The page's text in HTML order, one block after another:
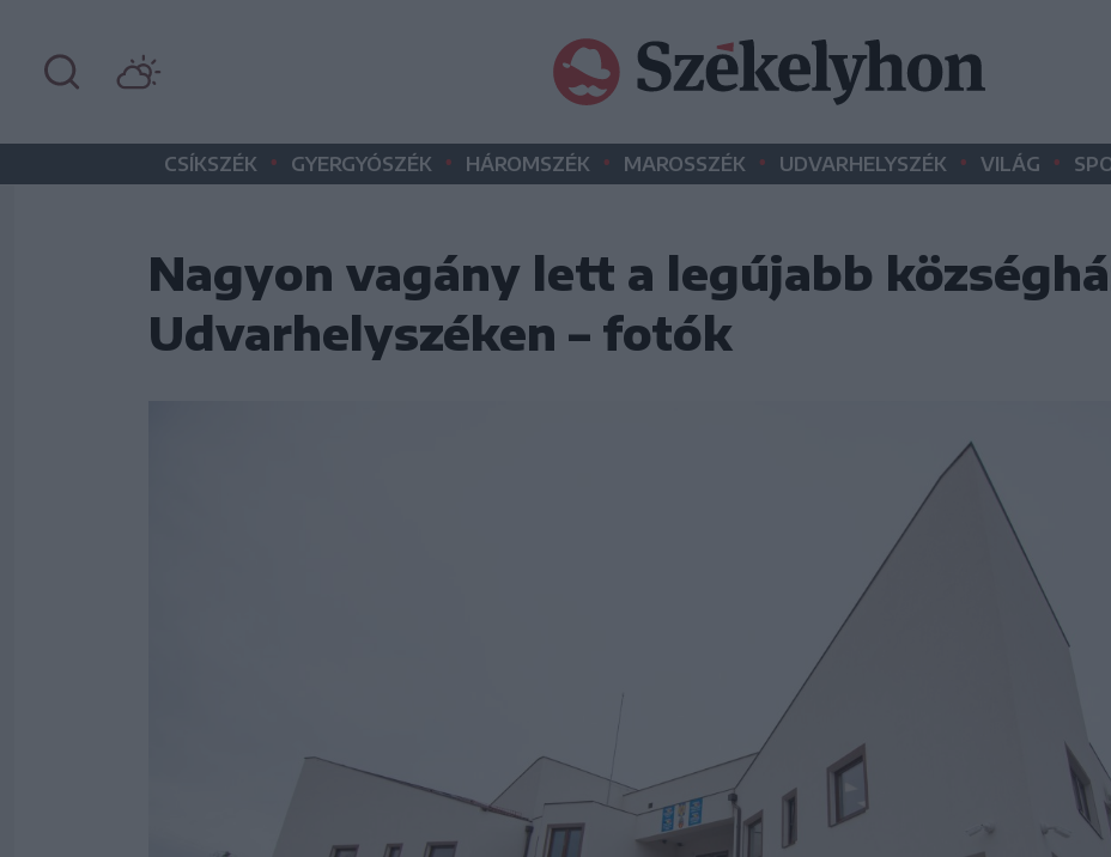
CSÍKSZÉK • GYERGYÓSZÉK • HÁROMSZÉK • MAROSSZÉK • UDVARHELYSZÉK • VILÁG •
Nagyon vagány lett a legújabb
Udvarhelyszéken – fotók